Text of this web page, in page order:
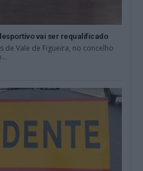
vai ser requalificado
de Vale de Figueira, no concelho